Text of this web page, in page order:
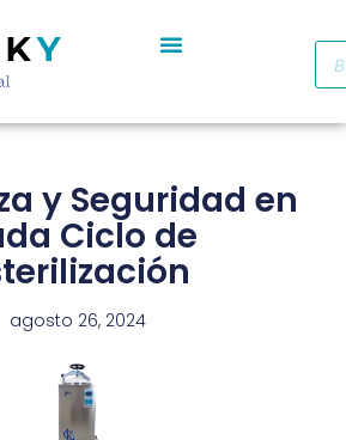
y Seguridad en
Ciclo de
agosto 26, 2024